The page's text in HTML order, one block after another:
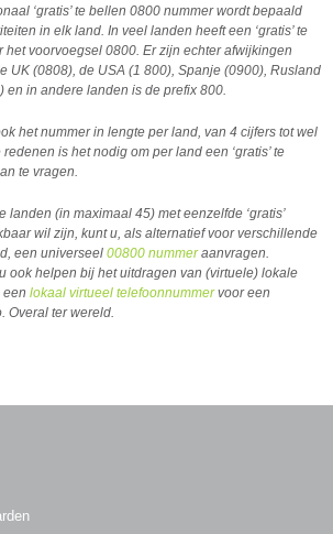
‘gratis’ te bellen 0800 nummer wordt bepaald
in elk land. In veel landen heeft een ‘gratis’ te
het voorvoegsel 0800. Er zijn echter afwijkingen
UK (0808), de USA (1 800), Spanje (0900), Rusland
en in andere landen is de prefix 800.
het nummer in lengte per land, van 4 cijfers tot wel
is het nodig om per land een ‘gratis’ te
te vragen.
landen (in maximaal 45) met eenzelfde ‘gratis’
wil zijn, kunt u, als alternatief voor verschillende
een universeel00800 nummeraanvragen.
ook helpen bij het uitdragen van (virtuele) lokale
eenlokaal virtueel telefoonnummervoor een
Overal ter wereld.